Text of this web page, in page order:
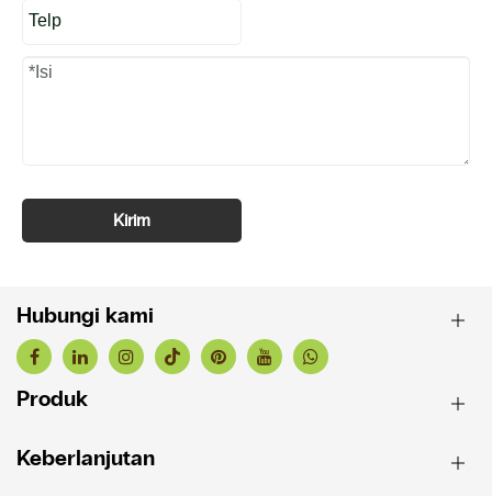
Kirim
Hubungi kami
Produk
Keberlanjutan